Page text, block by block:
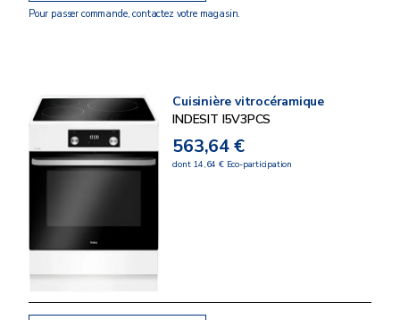
Pour passer commande, contactez votre magasin.
Cuisinière vitrocéramique
INDESIT I5V3PCS
563,64 €
dont 14,64 € Eco-participation